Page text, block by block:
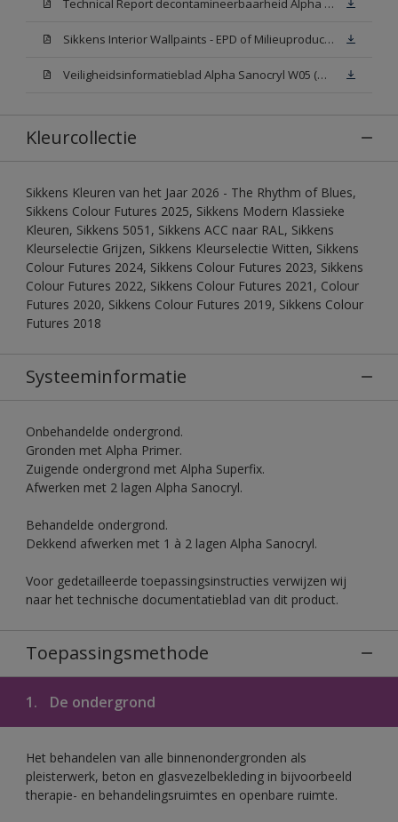
Technical Report decontamineerbaarheid Alpha Sanocryl
Sikkens Interior Wallpaints - EPD of Milieuproductverklaring
Veiligheidsinformatieblad Alpha Sanocryl W05 (MSDS)
Kleurcollectie
Sikkens Kleuren van het Jaar 2026 - The Rhythm of Blues,
Sikkens Colour Futures 2025, Sikkens Modern Klassieke
Kleuren, Sikkens 5051, Sikkens ACC naar RAL, Sikkens
Kleurselectie Grijzen, Sikkens Kleurselectie Witten, Sikkens
Colour Futures 2024, Sikkens Colour Futures 2023, Sikkens
Colour Futures 2022, Sikkens Colour Futures 2021, Colour
Futures 2020, Sikkens Colour Futures 2019, Sikkens Colour
Futures 2018
Systeeminformatie
Onbehandelde ondergrond.
Gronden met Alpha Primer.
Zuigende ondergrond met Alpha Superfix.
Afwerken met 2 lagen Alpha Sanocryl.
Behandelde ondergrond.
Dekkend afwerken met 1 à 2 lagen Alpha Sanocryl.
Voor gedetailleerde toepassingsinstructies verwijzen wij
naar het technische documentatieblad van dit product.
Toepassingsmethode
1. De ondergrond
Het behandelen van alle binnenondergronden als
pleisterwerk, beton en glasvezelbekleding in bijvoorbeeld
therapie- en behandelingsruimtes en openbare ruimte.